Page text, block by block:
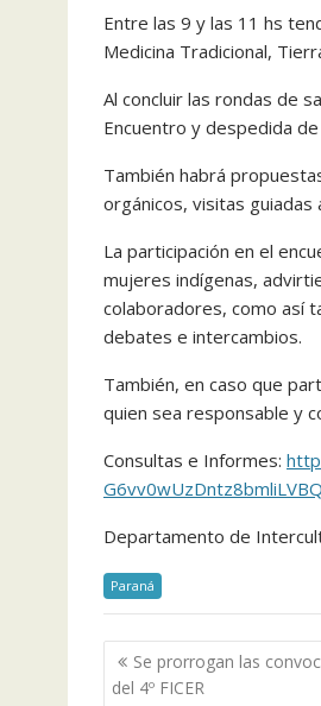
Entre las 9 y las 11 hs
Medicina Tradicional,
Al concluir las rondas de
Encuentro y despedida
También habrá
orgánicos, visitas guiadas
La participación en el
mujeres indígenas,
colaboradores, como así
debates e intercambios.
También, en caso que
quien sea responsable y
Consultas e Informes:
Departamento de
Paraná
Navegación
de
Se prorrogan las
del 4º FICER